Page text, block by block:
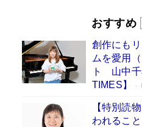
「『火垂るの墓』は、大
続けた“自責の念”とは…「
い」監督が徹底的にこだ
戦争の記憶
Book Bang
おすすめ
創作にも
ムを愛用
ト 山中千
TIMES】
【特別読
われるこ